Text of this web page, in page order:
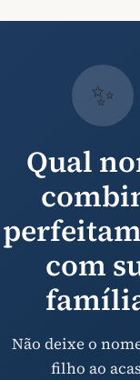
✨
Qual
com
Não deixe o
filho ao